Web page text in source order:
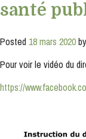
santé
Posted 18 mars 2020by
Pour voir le vidéo du
https://